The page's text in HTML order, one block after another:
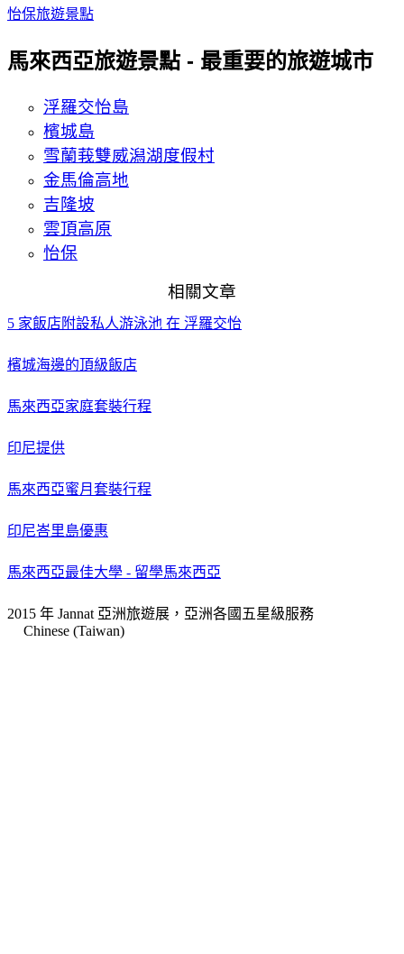
怡保旅遊景點
馬來西亞旅遊景點 - 最重要的旅遊城市
浮羅交怡島
檳城島
雪蘭莪雙威潟湖度假村
金馬倫高地
吉隆坡
雲頂高原
怡保
相關文章
5 家飯店附設私人游泳池 在 浮羅交怡
檳城海邊的頂級飯店
馬來西亞家庭套裝行程
印尼提供
馬來西亞蜜月套裝行程
印尼峇里島優惠
馬來西亞最佳大學 - 留學馬來西亞
2015 年 Jannat 亞洲旅遊展，亞洲各國五星級服務
Chinese (Taiwan)